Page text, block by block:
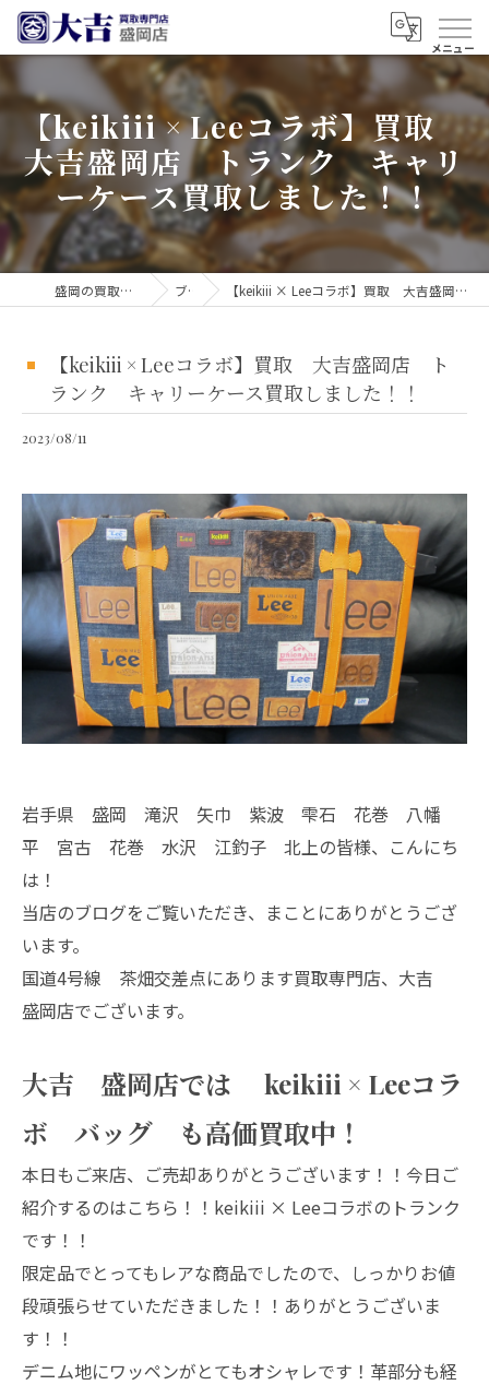
【keikiii × Leeコラボ】買取
大吉盛岡店 トランク キャリ
ーケース買取しました！！
盛岡の買取なら買取大吉 盛岡店 ブログ 【keikiii × Leeコラボ】買取 大吉盛岡店 トランク キャリーケース買取しました！！
【keikiii × Leeコラボ】買取 大吉盛岡店 ト
ランク キャリーケース買取しました！！
2023/08/11
岩手県 盛岡 滝沢 矢巾 紫波 雫石 花巻 八幡
平 宮古 花巻 水沢 江釣子 北上の皆様、こんにち
は！
当店のブログをご覧いただき、まことにありがとうござ
います。
国道4号線 茶畑交差点にあります買取専門店、大吉
盛岡店でございます。
大吉 盛岡店では keikiii × Leeコラ
ボ バッグ も高価買取中！
本日もご来店、ご売却ありがとうございます！！今日ご
紹介するのはこちら！！keikiii × Leeコラボのトランク
です！！
限定品でとってもレアな商品でしたので、しっかりお値
段頑張らせていただきました！！ありがとうございま
す！！
デニム地にワッペンがとてもオシャレです！革部分も経